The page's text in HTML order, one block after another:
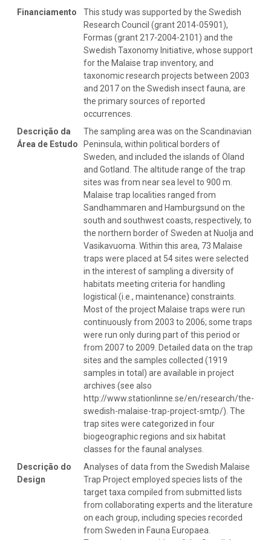
Financiamento
This study was supported by the Swedish
Research Council (grant 2014-05901),
Formas (grant 217-2004-2101) and the
Swedish Taxonomy Initiative, whose support
for the Malaise trap inventory, and
taxonomic research projects between 2003
and 2017 on the Swedish insect fauna, are
the primary sources of reported
occurrences.
Descrição da
Área de Estudo
The sampling area was on the Scandinavian
Peninsula, within political borders of
Sweden, and included the islands of Öland
and Gotland. The altitude range of the trap
sites was from near sea level to 900 m.
Malaise trap localities ranged from
Sandhammaren and Hamburgsund on the
south and southwest coasts, respectively, to
the northern border of Sweden at Nuolja and
Vasikavuoma. Within this area, 73 Malaise
traps were placed at 54 sites were selected
in the interest of sampling a diversity of
habitats meeting criteria for handling
logistical (i.e., maintenance) constraints.
Most of the project Malaise traps were run
continuously from 2003 to 2006; some traps
were run only during part of this period or
from 2007 to 2009. Detailed data on the trap
sites and the samples collected (1919
samples in total) are available in project
archives (see also
http://www.stationlinne.se/en/research/the-
swedish-malaise-trap-project-smtp/). The
trap sites were categorized in four
biogeographic regions and six habitat
classes for the faunal analyses.
Descrição do
Design
Analyses of data from the Swedish Malaise
Trap Project employed species lists of the
target taxa compiled from submitted lists
from collaborating experts and the literature
on each group, including species recorded
from Sweden in Fauna Europaea.